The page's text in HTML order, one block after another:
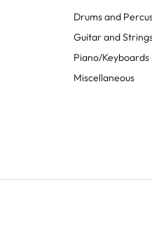
Drums and
Guitar and
Piano/Keyboards
Miscellaneous